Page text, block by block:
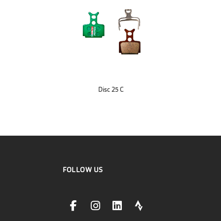
Disc 25 C
FOLLOW US
facebookLink
instagramLink
linkedinLinkstravaLink